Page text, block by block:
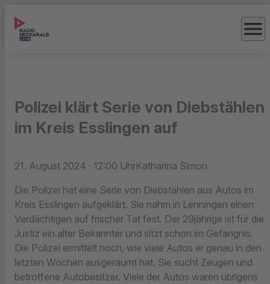
menu
Polizei klärt Serie von Diebstählen
im Kreis Esslingen auf
21. August 2024 · 12:00 UhrKatharina Simon
Die Polizei hat eine Serie von Diebstählen aus Autos im
Kreis Esslingen aufgeklärt. Sie nahm in Lenningen einen
Verdächtigen auf frischer Tat fest. Der 29jährige ist für die
Justiz ein alter Bekannter und sitzt schon im Gefängnis.
Die Polizei ermittelt noch, wie viele Autos er genau in den
letzten Wochen ausgeräumt hat. Sie sucht Zeugen und
betroffene Autobesitzer. Viele der Autos waren übrigens